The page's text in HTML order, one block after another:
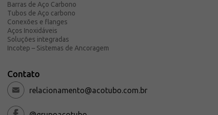
Barras de Aço Carbono
Tubos de Aço carbono
Conexões e flanges
Aços Inoxidáveis
Soluções integradas
Incotep – Sistemas de Ancoragem
Contato
relacionamento@acotubo.com.br